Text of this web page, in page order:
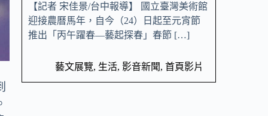
【記者 宋佳景/台中報導】 國立臺灣美術館
迎接農曆馬年，自今（24）日起至元宵節
推出「丙午躍春—藝起探春」春節 […]
藝文展覽, 生活, 影音新聞, 首頁影片